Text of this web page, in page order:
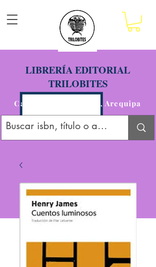
LIBRERÍA EDITORIAL
TRILOBITES
Calle San Agustín 201, Arequipa